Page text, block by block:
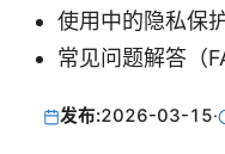
使用中的隐私保
常见问题解答（
发布:2026-03-15·